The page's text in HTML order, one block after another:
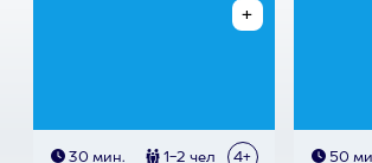
30 мин. 1-2 чел 4+ 50